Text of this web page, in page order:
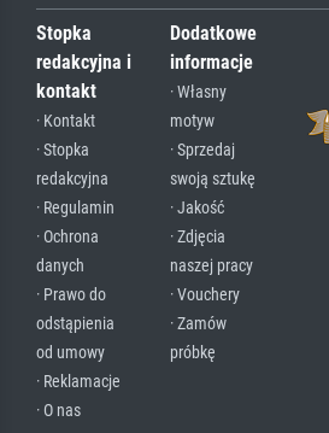
Stopka
redakcyjna i
kontakt
· Kontakt
· Stopka
redakcyjna
· Regulamin
· Ochrona
danych
· Prawo do
odstąpienia
od umowy
· Reklamacje
· O nas
Dodatkowe
informacje
· Własny
motyw
· Sprzedaj
swoją sztukę
· Jakość
· Zdjęcia
naszej pracy
· Vouchery
· Zamów
próbkę